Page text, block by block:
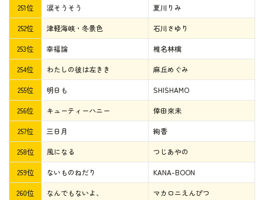
251位 涙そうそう 夏川りみ
252位 津軽海峡・冬景色 石川さゆり
253位 幸福論 椎名林檎
254位 わたしの彼は左きき 麻丘めぐみ
255位 明日も SHISHAMO
256位 キューティーハニー 倖田來未
257位 三日月 絢香
258位 風になる つじあやの
259位 ないものねだり KANA-BOON
260位 なんでもないよ、 マカロニえんぴつ